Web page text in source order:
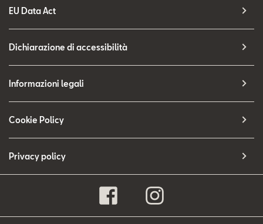
EU Data Act
Dichiarazione di accessibilità
Informazioni legali
Cookie Policy
Privacy policy